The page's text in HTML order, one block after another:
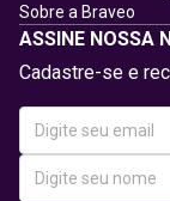
Sobre a Braveo
ASSINE NOSSA
Cadastre-se e